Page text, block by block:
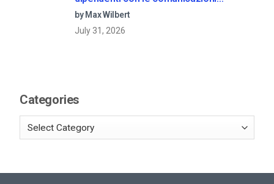
aziendali in live streaming
by Max Wilbert
July 31, 2026
Categories